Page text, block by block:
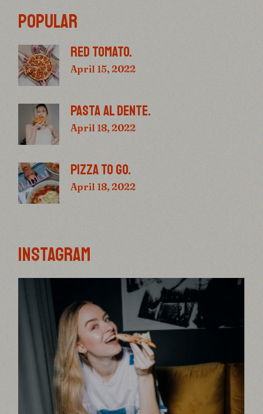
POPULAR
RED TOMATO.
April 15, 2022
PASTA AL DENTE.
April 18, 2022
PIZZA TO GO.
April 18, 2022
INSTAGRAM